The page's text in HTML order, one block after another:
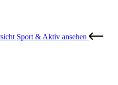
Sport & Aktiv ansehen